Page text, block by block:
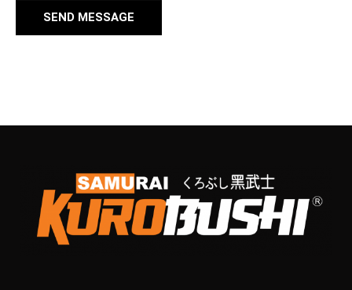
SEND MESSAGE